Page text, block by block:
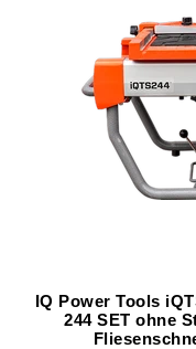
IQ Power Tools
244 SET ohne